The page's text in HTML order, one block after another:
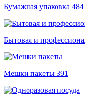
Бумажная упаковка 484
Бытовая и
Мешки пакеты 391